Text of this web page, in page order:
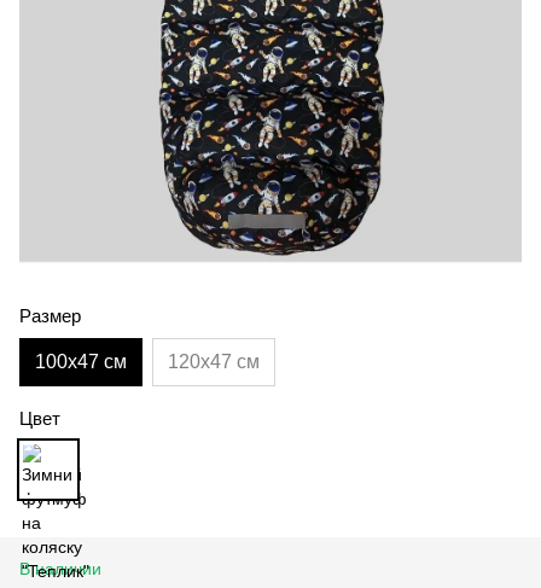
Размер
100х47 см 120х47 см
Цвет
В наличии